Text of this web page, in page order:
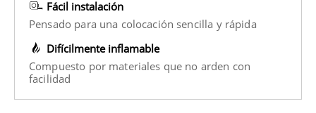
Fácil instalación
Pensado para una colocación sencilla y rápida
Difícilmente inflamable
Compuesto por materiales que no arden con
facilidad